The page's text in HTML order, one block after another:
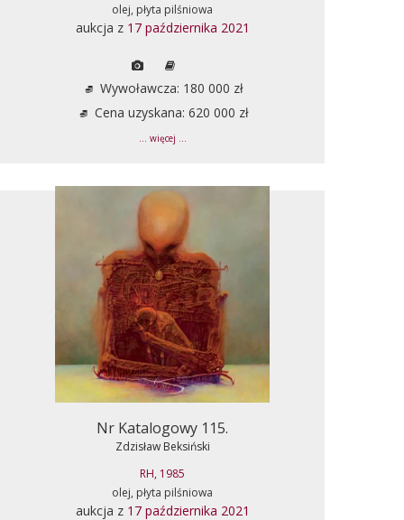
olej, płyta pilśniowa
aukcja z 17 października 2021
Wywoławcza: 180 000 zł
Cena uzyskana: 620 000 zł
... więcej ...
Nr Katalogowy 115.
Zdzisław Beksiński
RH, 1985
olej, płyta pilśniowa
aukcja z 17 października 2021